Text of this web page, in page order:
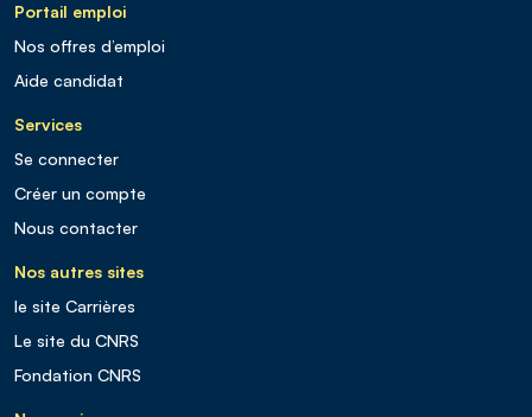
Portail emploi
Nos offres d’emploi
Aide candidat
Services
Se connecter
Créer un compte
Nous contacter
Nos autres sites
le site Carrières
Le site du CNRS
Fondation CNRS